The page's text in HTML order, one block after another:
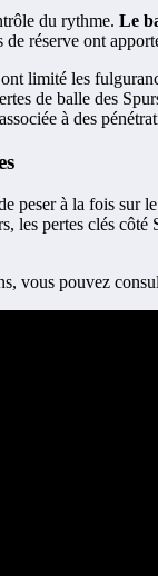
du rythme. Le
réserve ont
limité les
de balle des
à des
peser à la fois
les pertes clés
vous pouvez